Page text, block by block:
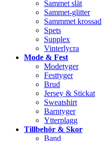
Sammet slät
Sammet-glitter
Sammmet krossad
Spets
Supplex
Vinterlycra
Mode & Fest
Modetyger
Festtyger
Brud
Jersey & Stickat
Sweatshirt
Barntyger
Ytterplagg
Tillbehör & Skor
Band